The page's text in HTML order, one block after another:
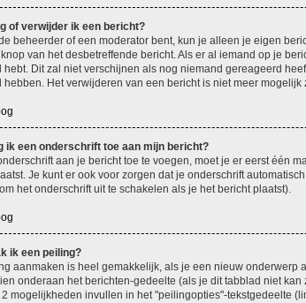
of verwijder ik een bericht?
beheerder of een moderator bent, kun je alleen je eigen
knop van het desbetreffende bericht. Als er al iemand op je
hebt. Dit zal niet verschijnen als nog niemand gereageerd
hebben. Het verwijderen van een bericht is niet meer mogelijk
ik een onderschrift toe aan mijn bericht?
aan je bericht toe te voegen, moet je er eerst één
Je kunt er ook voor zorgen dat je onderschrift
het onderschrift uit te schakelen als je het bericht plaatst).
ik een peiling?
aanmaken is heel gemakkelijk, als je een nieuw onderwerp
onderaan het berichten-gedeelte (als je dit tabblad niet
mogelijkheden invullen in het "peilingopties"-tekstgedeelte